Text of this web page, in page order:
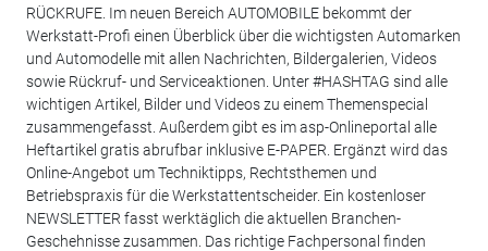
RÜCKRUFE. Im neuen Bereich AUTOMOBILE bekommt der
Werkstatt-Profi einen Überblick über die wichtigsten Automarken
und Automodelle mit allen Nachrichten, Bildergalerien, Videos
sowie Rückruf- und Serviceaktionen. Unter #HASHTAG sind alle
wichtigen Artikel, Bilder und Videos zu einem Themenspecial
zusammengefasst. Außerdem gibt es im asp-Onlineportal alle
Heftartikel gratis abrufbar inklusive E-PAPER. Ergänzt wird das
Online-Angebot um Techniktipps, Rechtsthemen und
Betriebspraxis für die Werkstattentscheider. Ein kostenloser
NEWSLETTER fasst werktäglich die aktuellen Branchen-
Geschehnisse zusammen. Das richtige Fachpersonal finden